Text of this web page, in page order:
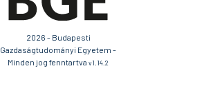
2026 - Budapesti
Gazdaságtudományi Egyetem -
Minden jog fenntartva v1.14.2